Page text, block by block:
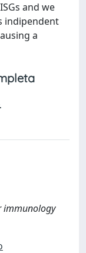
and we
indipendent
a
immunology